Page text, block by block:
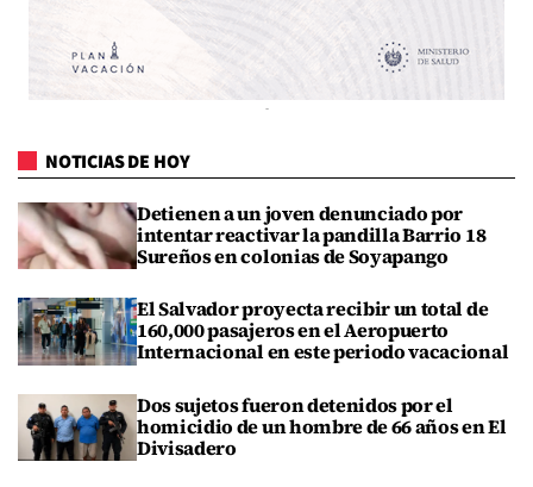
NOTICIAS DE HOY
Detienen a un joven denunciado por
intentar reactivar la pandilla Barrio 18
Sureños en colonias de Soyapango
El Salvador proyecta recibir un total de
160,000 pasajeros en el Aeropuerto
Internacional en este periodo vacacional
Dos sujetos fueron detenidos por el
homicidio de un hombre de 66 años en El
Divisadero